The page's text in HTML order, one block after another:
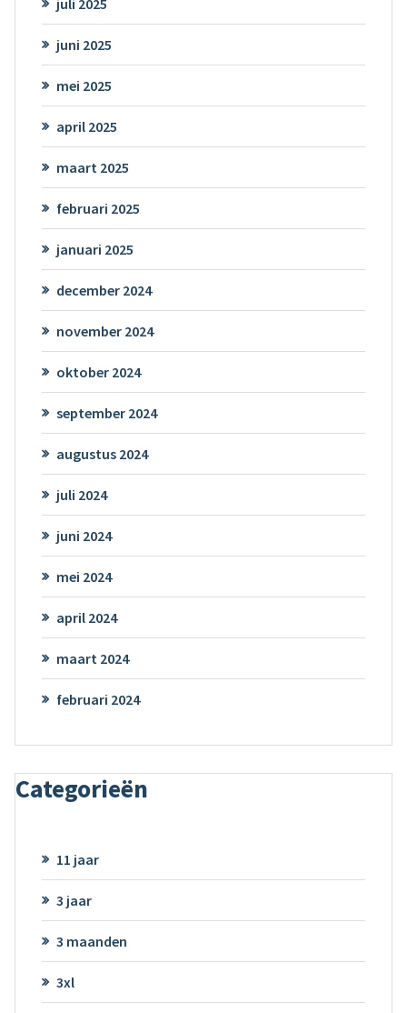
juni 2025
mei 2025
april 2025
maart 2025
februari 2025
januari 2025
december 2024
november 2024
oktober 2024
september 2024
augustus 2024
juli 2024
juni 2024
mei 2024
april 2024
maart 2024
februari 2024
Categorieën
11 jaar
3 jaar
3 maanden
3xl